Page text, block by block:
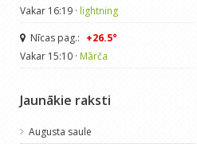
Vakar 16:19 · lightning
Nīcas pag.: +26.5°
Vakar 15:10 · Mārča
Jaunākie raksti
Augusta saule